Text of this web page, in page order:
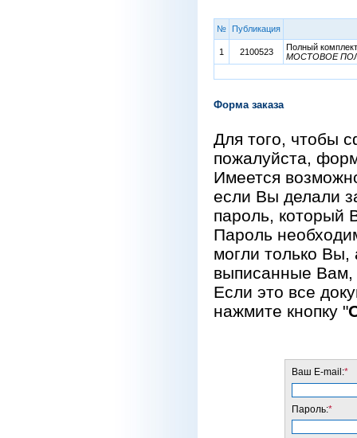
№ Публикация
1 2100523
Полный
МОСТОВОЕ
Форма заказа
Для того, чтобы
пожалуйста,
Имеется
если Вы делали
пароль, который
Пароль
могли только Вы,
выписанные Вам,
Если это все
нажмите кнопку "
Ваш E-mail:*
Пароль:*